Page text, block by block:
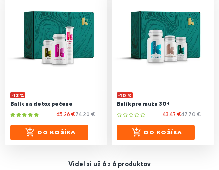
-13 %
Balík na detox pečene
74.20 €
65.26 €
DO KOŠÍKA
-10 %
Balík pre muža 30+
47.70 €
43.47 €
DO KOŠÍKA
Videl si už 6 z 6 produktov